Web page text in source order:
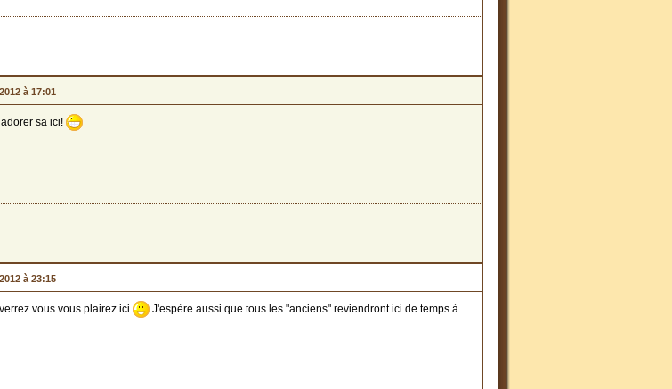
à 17:01
adorer sa ici!
à 23:15
vous vous plairez ici
J'espère aussi que tous les "anciens" reviendront ici de temps à